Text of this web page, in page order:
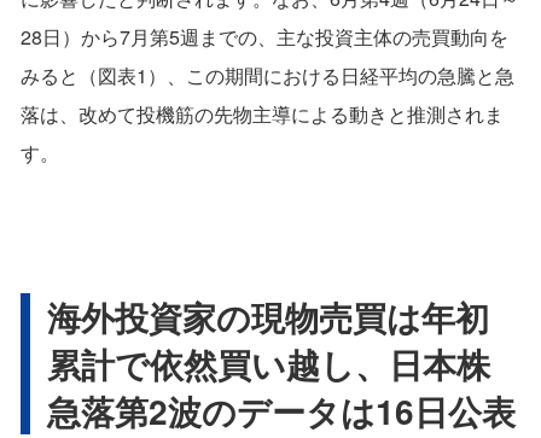
28日）から7月第5週までの、主な投資主体の売買動向を
みると（図表1）、この期間における日経平均の急騰と急
落は、改めて投機筋の先物主導による動きと推測されま
す。
海外投資家の現物売買は年初
累計で依然買い越し、日本株
急落第2波のデータは16日公表